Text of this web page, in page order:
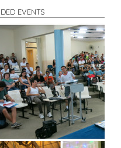
EVENTS